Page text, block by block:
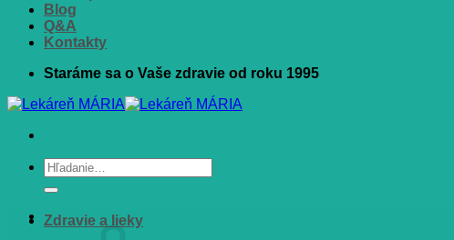
Blog
Q&A
Kontakty
Staráme sa o Vaše zdravie od roku 1995
Hľadať:
Zdravie a lieky